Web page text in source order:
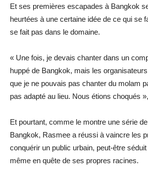
Et ses premières escapades à Bangkok
heurtées à une certaine idée de ce qui se
se fait pas dans le domaine.
« Une fois, je devais chanter dans un
huppé de Bangkok, mais les
que je ne pouvais pas chanter du molam
pas adapté au lieu. Nous étions choqués
Et pourtant, comme le montre une série
Bangkok, Rasmee a réussi à vaincre les
conquérir un public urbain, peut-être
même en quête de ses propres racines.